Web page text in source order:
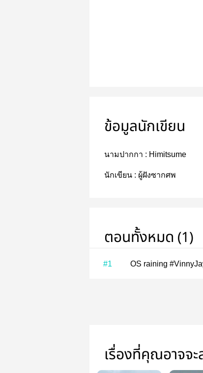
ข้อมูลนักเขียน
นามปากกา : Himitsume
นักเขียน : ผู้ฝังซากศพ
ตอนทั้งหมด (1)
#1 OS raining
เรื่องที่คุณอาจจะ